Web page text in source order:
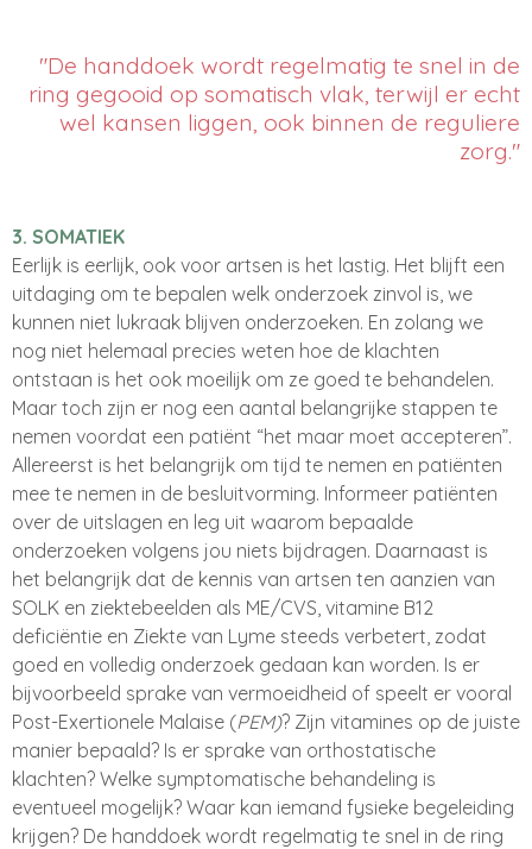
"De handdoek wordt regelmatig te snel in de
ring gegooid op somatisch vlak, terwijl er echt
wel kansen liggen, ook binnen de reguliere
zorg."
3. SOMATIEK
Eerlijk is eerlijk, ook voor artsen is het lastig. Het blijft een
uitdaging om te bepalen welk onderzoek zinvol is, we
kunnen niet lukraak blijven onderzoeken. En zolang we
nog niet helemaal precies weten hoe de klachten
ontstaan is het ook moeilijk om ze goed te behandelen.
Maar toch zijn er nog een aantal belangrijke stappen te
nemen voordat een patiënt “het maar moet accepteren”.
Allereerst is het belangrijk om tijd te nemen en patiënten
mee te nemen in de besluitvorming. Informeer patiënten
over de uitslagen en leg uit waarom bepaalde
onderzoeken volgens jou niets bijdragen. Daarnaast is
het belangrijk dat de kennis van artsen ten aanzien van
SOLK en ziektebeelden als ME/CVS, vitamine B12
deficiëntie en Ziekte van Lyme steeds verbetert, zodat
goed en volledig onderzoek gedaan kan worden. Is er
bijvoorbeeld sprake van vermoeidheid of speelt er vooral
Post-Exertionele Malaise (PEM)? Zijn vitamines op de juiste
manier bepaald? Is er sprake van orthostatische
klachten? Welke symptomatische behandeling is
eventueel mogelijk? Waar kan iemand fysieke begeleiding
krijgen? De handdoek wordt regelmatig te snel in de ring